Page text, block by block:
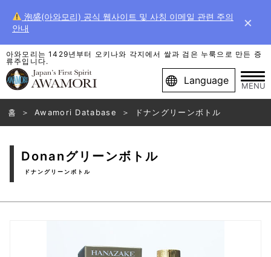
泡盛(아와모리) 공식 웹사이트 및 사칭 이메일 관련 주의
안내
×
아와모리는 1429년부터 오키나와 각지에서 쌀과 검은 누룩으로 만든 증
류주입니다.
Language MENU
홈 Awamori Database ドナングリーンボトル
Donanグリーンボトル
ドナングリーンボトル